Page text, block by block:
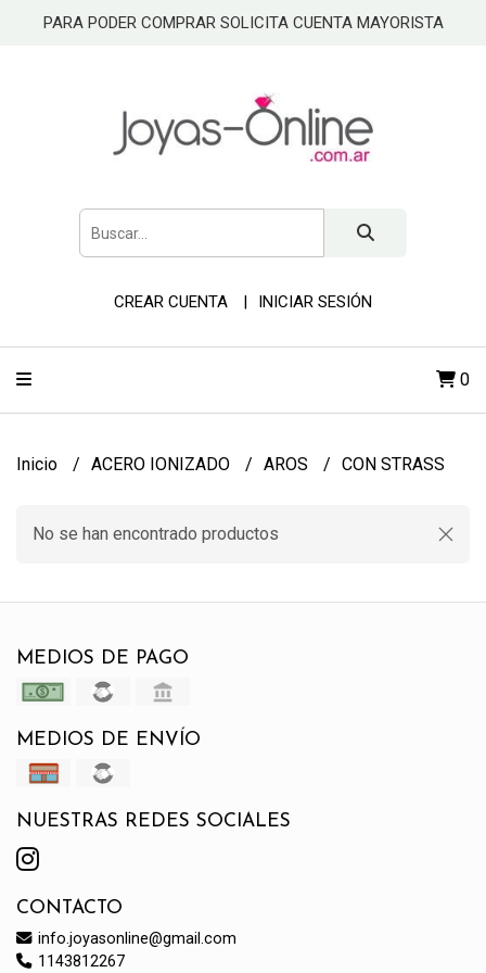
PARA PODER COMPRAR SOLICITA CUENTA MAYORISTA
CREAR CUENTA INICIAR SESIÓN
0
Inicio ACERO IONIZADO AROS CON STRASS
No se han encontrado productos
MEDIOS DE PAGO
MEDIOS DE ENVÍO
NUESTRAS REDES SOCIALES
CONTACTO
info.joyasonline@gmail.com
1143812267